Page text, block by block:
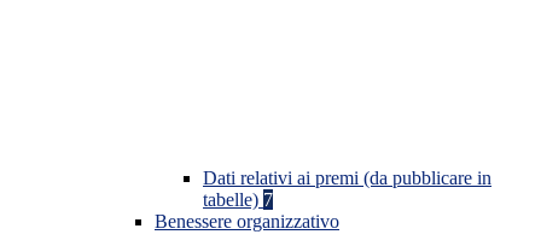
Dati relativi ai premi (da pubblicare in
tabelle) 7
Benessere organizzativo